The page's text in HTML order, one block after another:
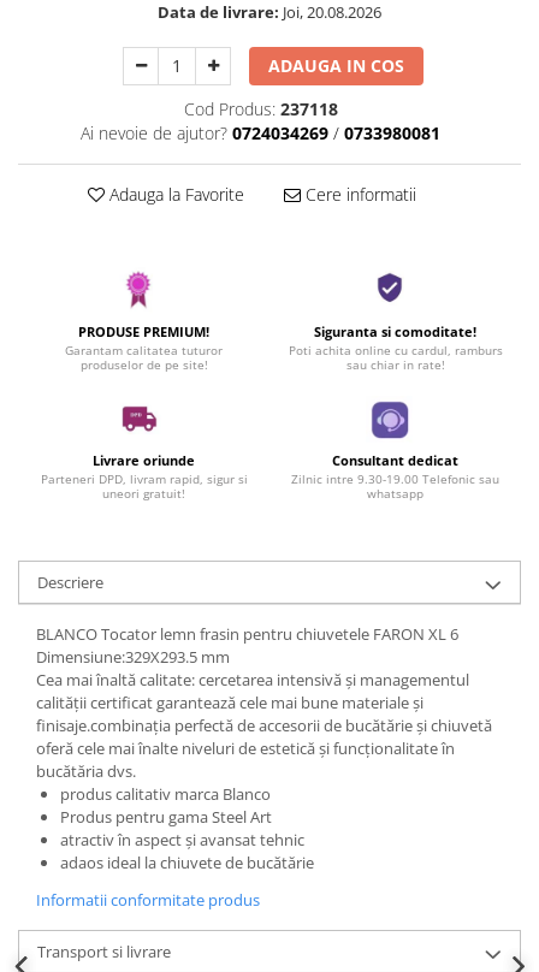
Data de livrare: Joi, 20.08.2026
ADAUGA IN COS
Cod Produs: 237118
Ai nevoie de ajutor? 0724034269 / 0733980081
Adauga la Favorite Cere informatii
PRODUSE PREMIUM!
Garantam calitatea tuturor
produselor de pe site!
Siguranta si comoditate!
Poti achita online cu cardul, ramburs
sau chiar in rate!
Livrare oriunde
Parteneri DPD, livram rapid, sigur si
uneori gratuit!
Consultant dedicat
Zilnic intre 9.30-19.00 Telefonic sau
whatsapp
Descriere
BLANCO Tocator lemn frasin pentru chiuvetele FARON XL 6
Dimensiune:329X293.5 mm
Cea mai înaltă calitate: cercetarea intensivă și managementul
calității certificat garantează cele mai bune materiale și
finisaje.combinația perfectă de accesorii de bucătărie și chiuvetă
oferă cele mai înalte niveluri de estetică și funcționalitate în
bucătăria dvs.
produs calitativ marca Blanco
Produs pentru gama Steel Art
atractiv în aspect și avansat tehnic
adaos ideal la chiuvete de bucătărie
Informatii conformitate produs
Transport si livrare